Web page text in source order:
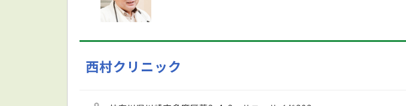
西村クリニック